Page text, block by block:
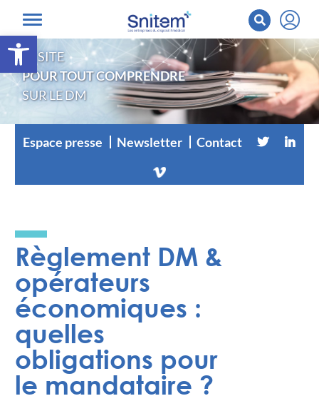
Ouvrir la barre d’outils
LE SITE
POUR TOUT COMPRENDRE
SUR LE DM
Espace presse Newsletter Contact
Règlement DM &
opérateurs
économiques :
quelles
obligations pour
le mandataire ?